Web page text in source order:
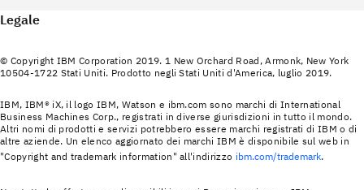
Legale
© Copyright IBM Corporation 2019. 1 New Orchard Road, Armonk, New York
10504-1722 Stati Uniti. Prodotto negli Stati Uniti d'America, luglio 2019.
IBM, IBM® iX, il logo IBM, Watson e ibm.com sono marchi di International
Business Machines Corp., registrati in diverse giurisdizioni in tutto il mondo.
Altri nomi di prodotti e servizi potrebbero essere marchi registrati di IBM o di
altre aziende. Un elenco aggiornato dei marchi IBM è disponibile sul web in
"Copyright and trademark information" all'indirizzo ibm.com/trademark.